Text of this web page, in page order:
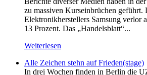
zu massiven Kurseinbrüchen geführt.
Elektronikherstellers Samsung verlor
13 Prozent. Das „Handelsblatt“...
Weiterlesen
Alle Zeichen stehn auf Frieden(stage)
In drei Wochen finden in Berlin die